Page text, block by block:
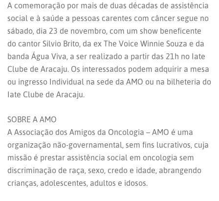
A comemoração por mais de duas décadas de assistência
social e à saúde a pessoas carentes com câncer segue no
sábado, dia 23 de novembro, com um show beneficente
do cantor Silvio Brito, da ex The Voice Winnie Souza e da
banda Água Viva, a ser realizado a partir das 21h no Iate
Clube de Aracaju. Os interessados podem adquirir a mesa
ou ingresso Individual na sede da AMO ou na bilheteria do
Iate Clube de Aracaju.
SOBRE A AMO
A Associação dos Amigos da Oncologia – AMO é uma
organização não-governamental, sem fins lucrativos, cuja
missão é prestar assistência social em oncologia sem
discriminação de raça, sexo, credo e idade, abrangendo
crianças, adolescentes, adultos e idosos.